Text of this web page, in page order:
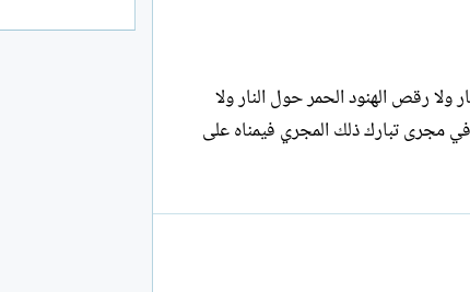
ﻭﻻ ﺭﻗﺺ ﺍﻟﻬﻨﻮﺩ ﺍﻟﺤﻤﺮ ﺣﻮﻝ ﺍﻟﻨﺎﺭ ﻭﻻ
ﻣﺠﺮﻯ ﺗﺒﺎﺭﻙ ﺫﻟﻚ ﺍﻟﻤﺠﺮﻱ ﻓﻴﻤﻨﺎﻩ ﻋﻠﻰ